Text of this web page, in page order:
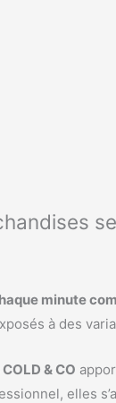
minute
à des
& CO
elles